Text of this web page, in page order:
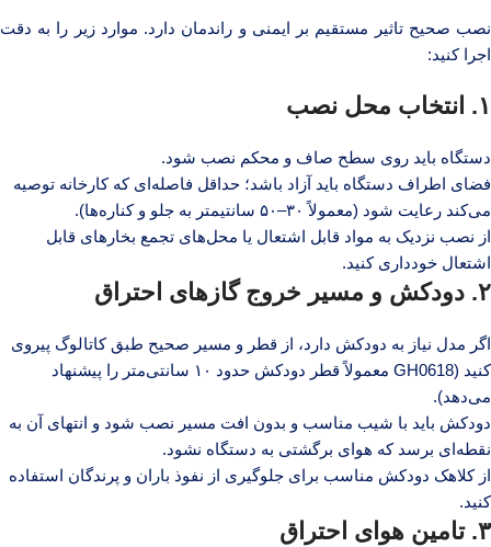
نصب صحیح تاثیر مستقیم بر ایمنی و راندمان دارد. موارد زیر را به دقت
اجرا کنید:
۱. انتخاب محل نصب
دستگاه باید روی سطح صاف و محکم نصب شود.
فضای اطراف دستگاه باید آزاد باشد؛ حداقل فاصله‌ای که کارخانه توصیه
می‌کند رعایت شود (معمولاً ۳۰–۵۰ سانتیمتر به جلو و کناره‌ها).
از نصب نزدیک به مواد قابل اشتعال یا محل‌های تجمع بخارهای قابل
اشتعال خودداری کنید.
۲. دودکش و مسیر خروج گازهای احتراق
اگر مدل نیاز به دودکش دارد، از قطر و مسیر صحیح طبق کاتالوگ پیروی
کنید (GH0618 معمولاً قطر دودکش حدود ۱۰ سانتی‌متر را پیشنهاد
می‌دهد).
دودکش باید با شیب مناسب و بدون افت مسیر نصب شود و انتهای آن به
نقطه‌ای برسد که هوای برگشتی به دستگاه نشود.
از کلاهک دودکش مناسب برای جلوگیری از نفوذ باران و پرندگان استفاده
کنید.
۳. تامین هوای احتراق